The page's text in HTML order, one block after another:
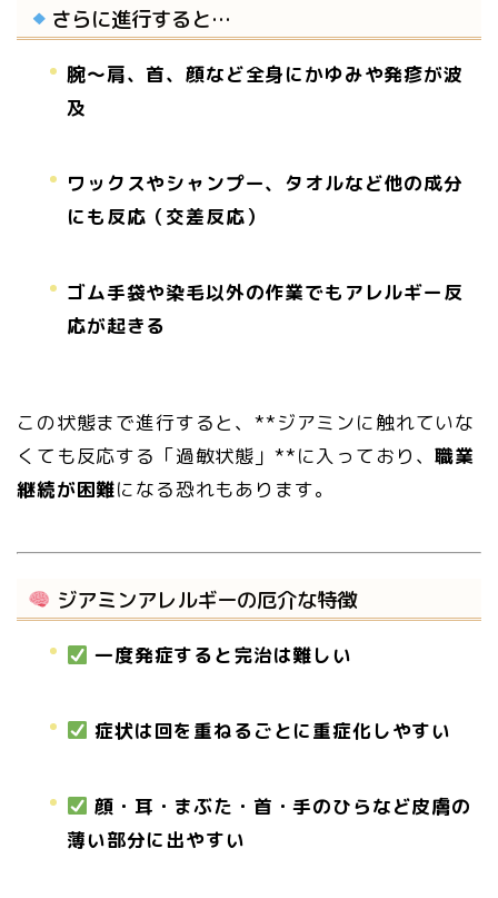
さらに進行すると…
腕〜肩、首、顔など全身にかゆみや発疹が波
及
ワックスやシャンプー、タオルなど他の成分
にも反応（交差反応）
ゴム手袋や染毛以外の作業でもアレルギー反
応が起きる
この状態まで進行すると、**ジアミンに触れていな
くても反応する「過敏状態」**に入っており、職業
継続が困難になる恐れもあります。
ジアミンアレルギーの厄介な特徴
一度発症すると完治は難しい
症状は回を重ねるごとに重症化しやすい
顔・耳・まぶた・首・手のひらなど皮膚の
薄い部分に出やすい